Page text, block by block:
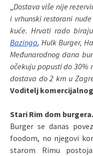
Dostava više nije
i vrhunski restorani
kuće. Hrvati rado
Bazinga, Hulk Burger,
Međunarodnog dana
očekuju popusti do
dostava do 2 km u
Voditelj
Stari Rim dom
Burger se danas
foodom, no njegovi
starom Rimu